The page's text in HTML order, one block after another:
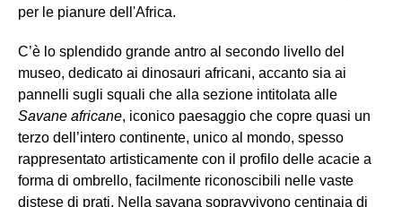
per le pianure dell'Africa.
C’è lo splendido grande antro al secondo livello del
museo, dedicato ai dinosauri africani, accanto sia ai
pannelli sugli squali che alla sezione intitolata alle
Savane africane, iconico paesaggio che copre quasi un
terzo dell’intero continente, unico al mondo, spesso
rappresentato artisticamente con il profilo delle acacie a
forma di ombrello, facilmente riconoscibili nelle vaste
distese di prati. Nella savana sopravvivono centinaia di